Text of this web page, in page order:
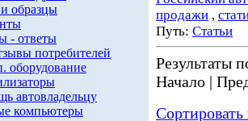
образцы
- ответы
потребителей
оборудование
автовладельцу
компьютеры
продажи ,
Путь: Статьи
Результаты
Начало |